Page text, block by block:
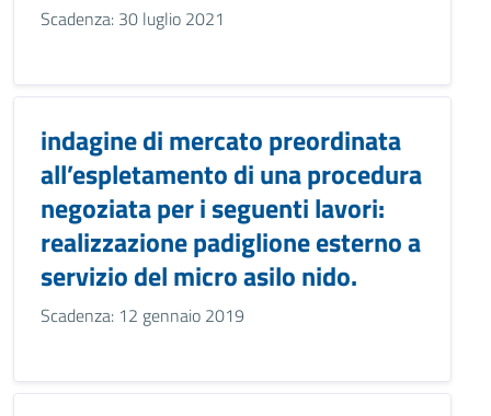
Scadenza: 30 luglio 2021
indagine di mercato preordinata
all’espletamento di una procedura
negoziata per i seguenti lavori:
realizzazione padiglione esterno a
servizio del micro asilo nido.
Scadenza: 12 gennaio 2019